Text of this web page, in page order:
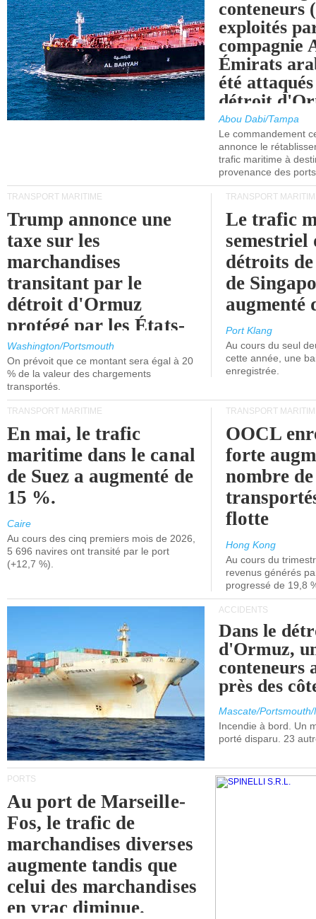
conteneurs
exploités
compagnie
Émirats
été
détroit
Abou Dabi/Tampa
Le commandement
annonce le
trafic maritime à
provenance des
TRANSPORT MARITIME
Trump annonce une
taxe sur les
marchandises
transitant par le
détroit d'Ormuz
protégé par les États-
Unis.
Washington/Portsmouth
On prévoit que ce montant sera égal à 20
% de la valeur des chargements
transportés.
TRANSPORT
Le trafic
semestriel
détroits
de
augmenté
Port Klang
Au cours du seul
cette année, une
enregistrée.
TRANSPORT MARITIME
En mai, le trafic
maritime dans le canal
de Suez a augmenté de
15 %.
Caire
Au cours des cinq premiers mois de 2026,
5 696 navires ont transité par le port
(+12,7 %).
TRANSPORT
OOCL
forte
nombre
flotte
Hong Kong
Au cours du
revenus générés
progressé de 19,8
ACCIDENTS
Dans le
d'Ormuz,
conteneurs
près des
Mascate/
Incendie à bord. Un
porté disparu. 23
PORTS
Au port de Marseille-
Fos, le trafic de
marchandises diverses
augmente tandis que
celui des marchandises
en vrac diminue.